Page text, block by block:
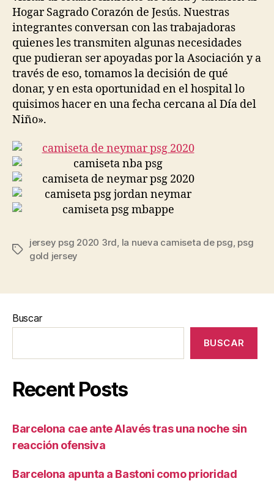
Hogar Sagrado Corazón de Jesús. Nuestras
integrantes conversan con las trabajadoras
quienes les transmiten algunas necesidades
que pudieran ser apoyadas por la Asociación y a
través de eso, tomamos la decisión de qué
donar, y en esta oportunidad en el hospital lo
quisimos hacer en una fecha cercana al Día del
Niño».
Etiquetas
jersey psg 2020 3rd, la nueva camiseta de psg, psg
gold jersey
Buscar
BUSCAR
Recent Posts
Barcelona cae ante Alavés tras una noche sin
reacción ofensiva
Barcelona apunta a Bastoni como prioridad